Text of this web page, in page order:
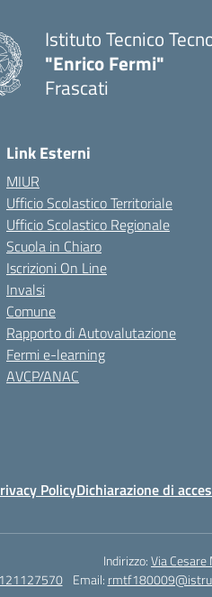
Istituto Tecnico
"Enrico Fermi"
Frascati
Link Esterni
MIUR
Ufficio Scolastico Territoriale
Ufficio Scolastico Regionale
Scuola in Chiaro
Iscrizioni On Line
Invalsi
Comune
Rapporto di Autovalutazione
Fermi e-learning
AVCP/ANAC
PolicyDichiarazione di
Indirizzo:Via
Email: